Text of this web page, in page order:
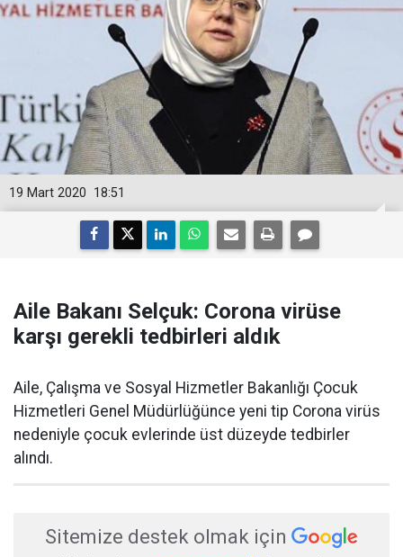
18:51
19 Mart 2020
Aile Bakanı Selçuk: Corona virüse
karşı gerekli tedbirleri aldık
Aile, Çalışma ve Sosyal Hizmetler Bakanlığı Çocuk
Hizmetleri Genel Müdürlüğünce yeni tip Corona virüs
nedeniyle çocuk evlerinde üst düzeyde tedbirler
alındı.
Sitemize destek olmak için